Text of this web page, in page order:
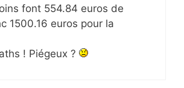
font 554.84 euros de
1500.16 euros pour la
! Piégeux ?